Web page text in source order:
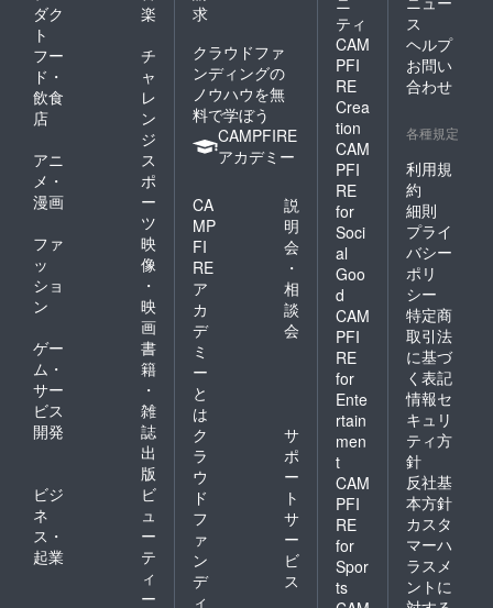
ダク
ト
楽
フー
ド・
飲食
店
チ
ャ
レ
ン
ジ
アニ
メ・
漫画
ス
ポ
ー
ツ
ファ
ッ
ショ
ン
映
像
・
映
画
ゲー
ム・
サー
ビス
開発
書
籍
・
雑
誌
出
版
ビジ
ネ
ス・
起業
ビ
ュ
ー
テ
ィ
ー
求
クラウドファ
ンディングの
ノウハウを無
料で学ぼう
CAMPFIRE
アカデミー
CA
MP
FI
RE
ア
カ
デ
ミ
ー
と
は
説
明
会
・
相
談
会
ク
ラ
ウ
ド
フ
ァ
ン
デ
ィ
サ
ポ
ー
ト
サ
ー
ビ
ス
ティ
CAM
PFI
RE
Crea
tion
CAM
PFI
RE
for
Soci
al
Goo
d
CAM
PFI
RE
for
Ente
rtain
men
t
CAM
PFI
RE
for
Spor
ts
ス
ヘルプ
お問い
合わせ
各種規定
利用規
約
細則
プライ
バシー
ポリ
シー
特定商
取引法
に基づ
く表記
情報セ
キュリ
ティ方
針
反社基
本方針
カスタ
マーハ
ラスメ
ントに